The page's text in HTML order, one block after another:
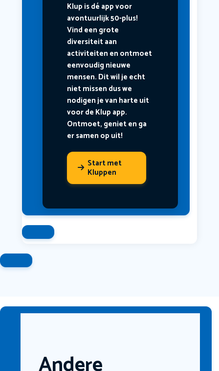
Klup is dé app voor
avontuurlijk 50-plus!
Vind een grote
diversiteit aan
activiteiten en ontmoet
eenvoudig nieuwe
mensen. Dit wil je echt
niet missen dus we
nodigen je van harte uit
voor de Klup app.
Ontmoet, geniet en ga
er samen op uit!
Start met
Kluppen